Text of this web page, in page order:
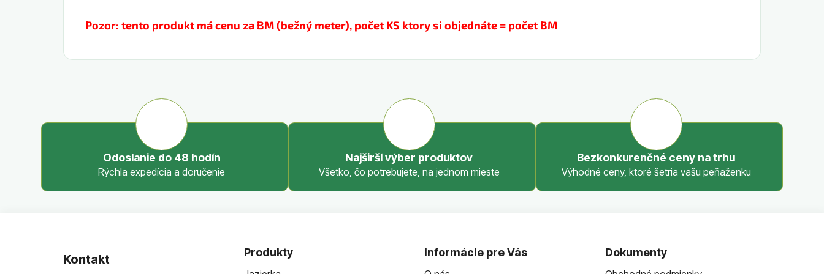
Pozor: tento produkt má cenu za BM (bežný meter), počet KS ktory si objednáte = počet BM
Odoslanie do 48 hodín
Rýchla expedícia a doručenie
Najširší výber produktov
Všetko, čo potrebujete, na jednom mieste
Bezkonkurenčné ceny na trhu
Výhodné ceny, ktoré šetria vašu peňaženku
Kontakt Produkty Informácie pre Vás Dokumenty